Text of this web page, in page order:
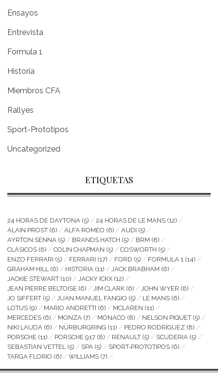
Ensayos
Entrevista
Formula 1
Historia
Miembros CFA
Rallyes
Sport-Prototipos
Uncategorized
ETIQUETAS
24 HORAS DE DAYTONA (5) 24 HORAS DE LE MANS (12)
ALAIN PROST(6) ALFA ROMEO (6) AUDI (5)
AYRTON SENNA (5) BRANDS HATCH (5) BRM (8)
CLÁSICOS (6) COLIN CHAPMAN (5) COSWORTH (5)
ENZO FERRARI (5) FERRARI (17) FORD (5) FORMULA 1 (14)
GRAHAM HILL(6) HISTORIA (11) JACK BRABHAM (6)
JACKIE STEWART(10) JACKY ICKX (12)
JEAN PIERRE BELTOISE (6) JIM CLARK (6) JOHN WYER (8)
JO SIFFERT(5) JUAN MANUEL FANGIO (5) LE MANS (6)
LOTUS (9) MARIO ANDRETTI (6) MCLAREN (11)
MERCEDES (6) MONZA (7) MÓNACO (8) NELSON PIQUET(5)
NIKI LAUDA (6) NÜRBURGRING (11) PEDRO RODRÍGUEZ (8)
PORSCHE (11) PORSCHE 917 (8) RENAULT(5) SCUDERIA (5)
SEBASTIAN VETTEL(5) SPA (5) SPORT-PROTOTIPOS (6)
TARGA FLORIO (6) WILLIAMS (7)